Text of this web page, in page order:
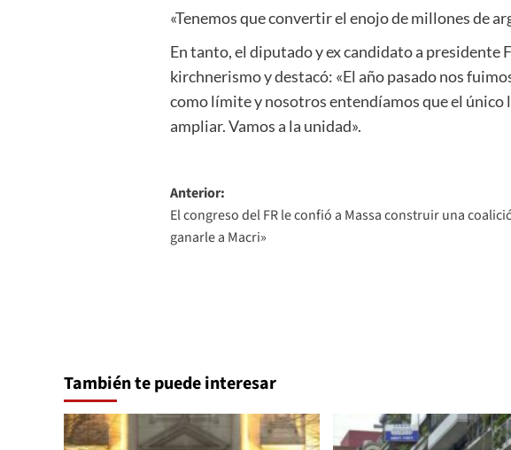
«Tenemos que convertir el enojo de millones de
En tanto, el diputado y ex candidato a presidente
kirchnerismo y destacó: «El año pasado nos
como límite y nosotros entendíamos que el
ampliar. Vamos a la unidad».
Navegación
de
entradas
Anterior:
El congreso del FR le confió a Massa construir una
ganarle a Macri»
También te puede interesar